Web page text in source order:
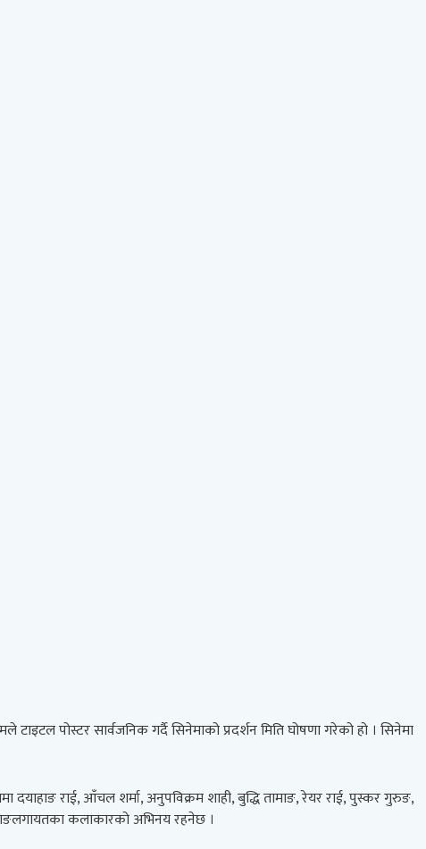
टाइटल पोस्टर सार्वजनिक गर्दै सिनेमाको प्रदर्शन मिति घोषणा गरेको हो । सिनेमा
दयाहाङ राई, आँचल शर्मा, अनुपविक्रम शाही, बुद्धि तामाङ, रेयर राई, पुस्कर गुरुङ,
कलाकारको अभिनय रहनेछ ।